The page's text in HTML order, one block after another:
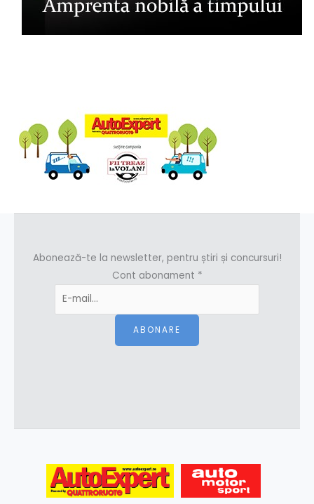
Abonează-te la newsletter, pentru știri și concursuri!
Cont abonament *
ABONARE